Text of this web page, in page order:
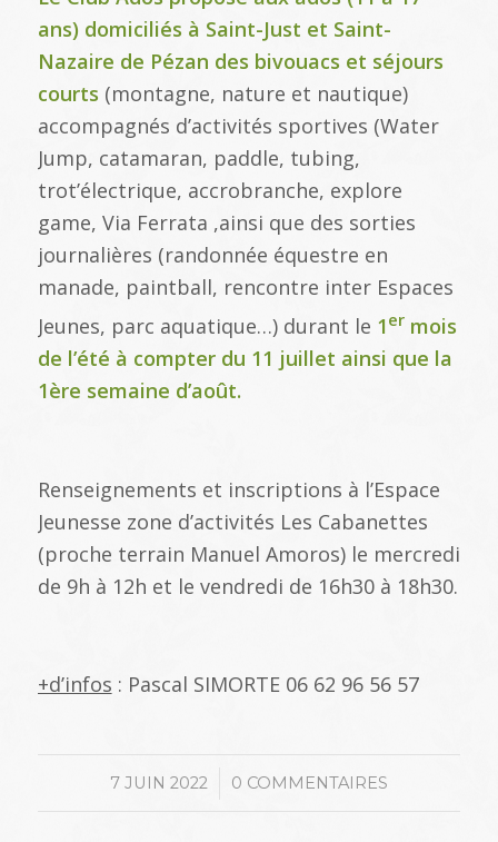
ans) domiciliés à Saint-Just et Saint-
Nazaire de Pézan des bivouacs et séjours
courts (montagne, nature et nautique)
accompagnés d’activités sportives (Water
Jump, catamaran, paddle, tubing,
trot’électrique, accrobranche, explore
game, Via Ferrata ,ainsi que des sorties
journalières (randonnée équestre en
manade, paintball, rencontre inter Espaces
Jeunes, parc aquatique…) durant le 1ermois
de l’été à compter du 11 juillet ainsi que la
1ère semaine d’août.
Renseignements et inscriptions à l’Espace
Jeunesse zone d’activités Les Cabanettes
(proche terrain Manuel Amoros) le mercredi
de 9h à 12h et le vendredi de 16h30 à 18h30.
+d’infos : Pascal SIMORTE 06 62 96 56 57
7 JUIN 2022
/ 0 COMMENTAIRES